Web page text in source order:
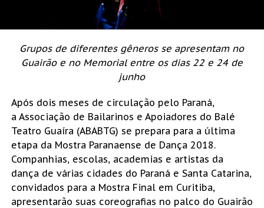
Grupos de diferentes gêneros se apresentam no
Guairão e no Memorial entre os dias 22 e 24 de
junho
Após dois meses de circulação pelo Paraná,
a Associação de Bailarinos e Apoiadores do Balé
Teatro Guaíra (ABABTG) se prepara para a última
etapa da Mostra Paranaense de Dança 2018.
Companhias, escolas, academias e artistas da
dança de várias cidades do Paraná e Santa Catarina,
convidados para a Mostra Final em Curitiba,
apresentarão suas coreografias no palco do Guairão